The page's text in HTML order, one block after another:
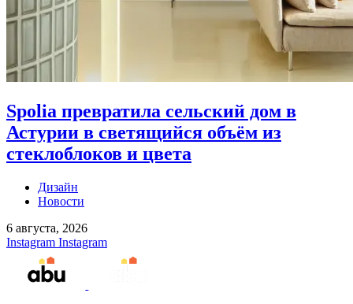
Spolia превратила сельский дом в
Астурии в светящийся объём из
стеклоблоков и цвета
Дизайн
Новости
6 августа, 2026
Instagram Instagram